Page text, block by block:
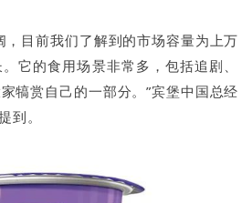
，目前我们了解到的市场容量为上万
它的食用场景非常多，包括追剧、
犒赏自己的一部分。”宾堡中国总经
到。